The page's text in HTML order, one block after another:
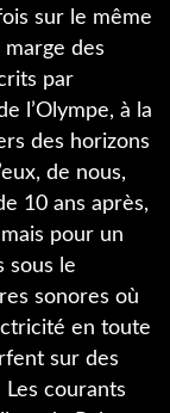
sur le même
des
par
l’Olympe, à la
des horizons
de nous,
10 ans après,
pour un
sous le
sonores où
en toute
sur des
courants